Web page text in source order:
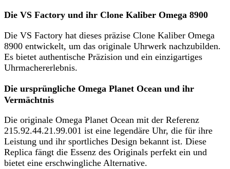
Die VS Factory und ihr Clone Kaliber Omega 8900
Die VS Factory hat dieses präzise Clone Kaliber Omega
8900 entwickelt, um das originale Uhrwerk nachzubilden.
Es bietet authentische Präzision und ein einzigartiges
Uhrmachererlebnis.
Die ursprüngliche Omega Planet Ocean und ihr
Vermächtnis
Die originale Omega Planet Ocean mit der Referenz
215.92.44.21.99.001 ist eine legendäre Uhr, die für ihre
Leistung und ihr sportliches Design bekannt ist. Diese
Replica fängt die Essenz des Originals perfekt ein und
bietet eine erschwingliche Alternative.